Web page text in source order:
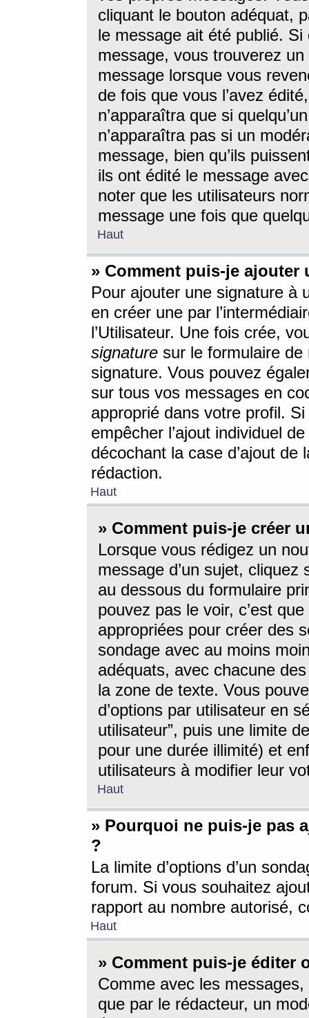
cliquant le bouton adéquat,
le message ait été publié. Si
message, vous trouverez
message lorsque vous
de fois que vous l’avez
n’apparaîtra que si
n’apparaîtra pas si un
message, bien qu’ils
ils ont édité le message
noter que les utilisateurs
message une fois que
Haut
» Comment puis-je ajouter
Pour ajouter une signature à
en créer une par
l’Utilisateur. Une fois crée,
signature sur le formulaire de
signature. Vous pouvez
sur tous vos messages en
approprié dans votre profil.
empêcher l’ajout individuel
décochant la case d’ajout
rédaction.
Haut
» Comment puis-je créer
Lorsque vous rédigez un
message d’un sujet, cliquez
au dessous du formulaire
pouvez pas le voir, c’est
appropriées pour créer des
sondage avec au moins
adéquats, avec chacune
la zone de texte. Vous
d’options par utilisateur en
utilisateur”, puis une limite
pour une durée illimité) et
utilisateurs à modifier leur
Haut
» Pourquoi ne puis-je pas
?
La limite d’options d’un
forum. Si vous souhaitez
rapport au nombre autorisé,
Haut
» Comment puis-je éditer
Comme avec les
que par le rédacteur, un